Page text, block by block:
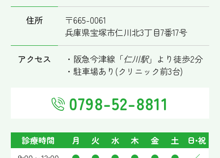
住所
〒665-0061
兵庫県宝塚市仁川北3丁目7番17号
アクセス ・阪急今津線「仁川駅」より徒歩2分
・駐車場あり(クリニック前3台)
0798-52-8811
診療時間 月 火 水 木 金 土
日･祝